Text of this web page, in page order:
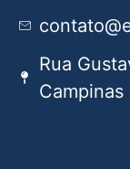
Rua
Campinas